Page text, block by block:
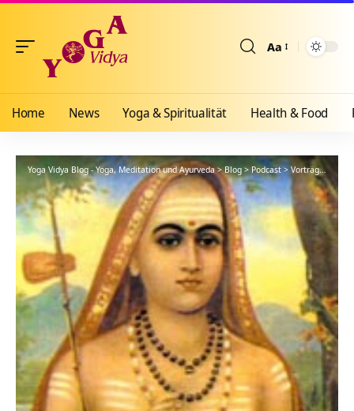
Aa
Home News Yoga & Spiritualität Health & Food
Yoga Vidya Blog - Yoga, Meditation und Ayurveda>Blog >Podcast>Vorträge >